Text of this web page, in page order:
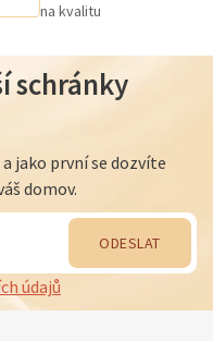
na kvalitu
schránky
jako první se dozvíte
domov.
údajů
ODESLAT